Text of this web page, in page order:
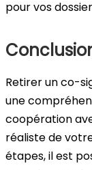
pour vos
Retirer un co-
une
coopération
réaliste de
étapes, il est